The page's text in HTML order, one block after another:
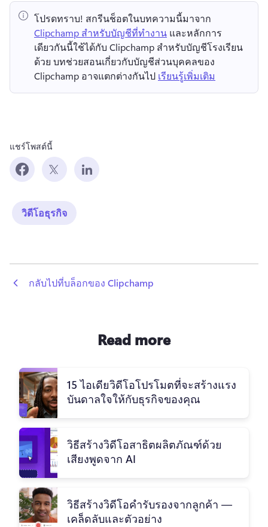
โปรดทราบ!
Clipchamp สำหรับบัญชีที่ทำงาน และหลักการ
เดียวกันนี้ใช้ได้กับ Clipchamp สำหรับบัญชีโรงเรียน
ด้วย บทช่วยสอนเกี่ยวกับบัญชีส่วนบุคคลของ
Clipchamp อาจแตกต่างกันไป เรียนรู้เพิ่มเติม
แชร์โพสต์นี้
วิดีโอธุรกิจ
กลับไปที่บล็อกของ Clipchamp
Read more
15 ไอเดียวิดีโอโปรโมตที่จะสร้างแรง
บันดาลใจให้กับธุรกิจของคุณ
วิธีสร้างวิดีโอสาธิตผลิตภัณฑ์ด้วย
เสียงพูดจาก AI
วิธีสร้างวิดีโอคำรับรองจากลูกค้า —
เคล็ดลับและตัวอย่าง